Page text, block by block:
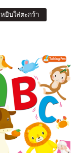
หยิบใส่ตะกร้า